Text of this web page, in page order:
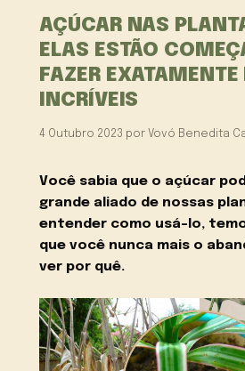
AÇÚCAR NAS
ELAS ESTÃO
FAZER
INCRÍVEIS
4 Outubro 2023 por Vovó Benedita
Você sabia que o açúcar
grande aliado de nossas
entender como usá-lo,
que você nunca mais o
ver por quê.